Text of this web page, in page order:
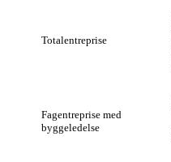
Totalentreprise
Fagentreprise med
byggeledelse